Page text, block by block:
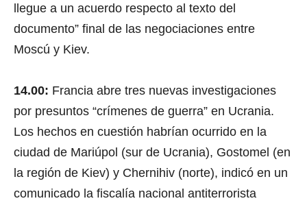
llegue a un acuerdo respecto al texto del
documento” final de las negociaciones entre
Moscú y Kiev.
14.00: Francia abre tres nuevas investigaciones
por presuntos “crímenes de guerra” en Ucrania.
Los hechos en cuestión habrían ocurrido en la
ciudad de Mariúpol (sur de Ucrania), Gostomel (en
la región de Kiev) y Chernihiv (norte), indicó en un
comunicado la fiscalía nacional antiterrorista